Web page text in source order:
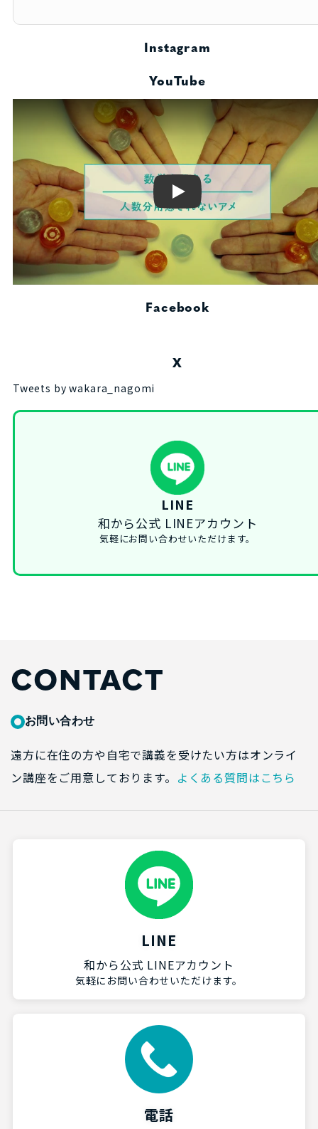
Instagram
YouTube
Play
Facebook
X
Tweets by wakara_nagomi
LINE
和から公式 LINEアカウント
気軽にお問い合わせいただけます。
CONTACT
お問い合わせ
遠方に在住の方や自宅で講義を受けたい方はオンライ
ン講座をご用意しております。 よくある質問はこちら
LINE
和から公式 LINEアカウント
気軽にお問い合わせいただけます。
電話